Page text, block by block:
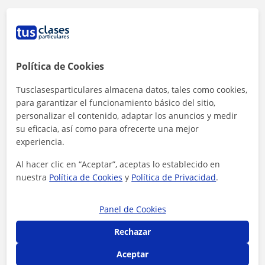
Contactar ahora
Política de Cookies
Tusclasesparticulares almacena datos, tales como cookies,
para garantizar el funcionamiento básico del sitio,
personalizar el contenido, adaptar los anuncios y medir
su eficacia, así como para ofrecerte una mejor
experiencia.
Al hacer clic en “Aceptar”, aceptas lo establecido en
nuestra Política de Cookies y Política de Privacidad.
Panel de Cookies
Rechazar
Aceptar